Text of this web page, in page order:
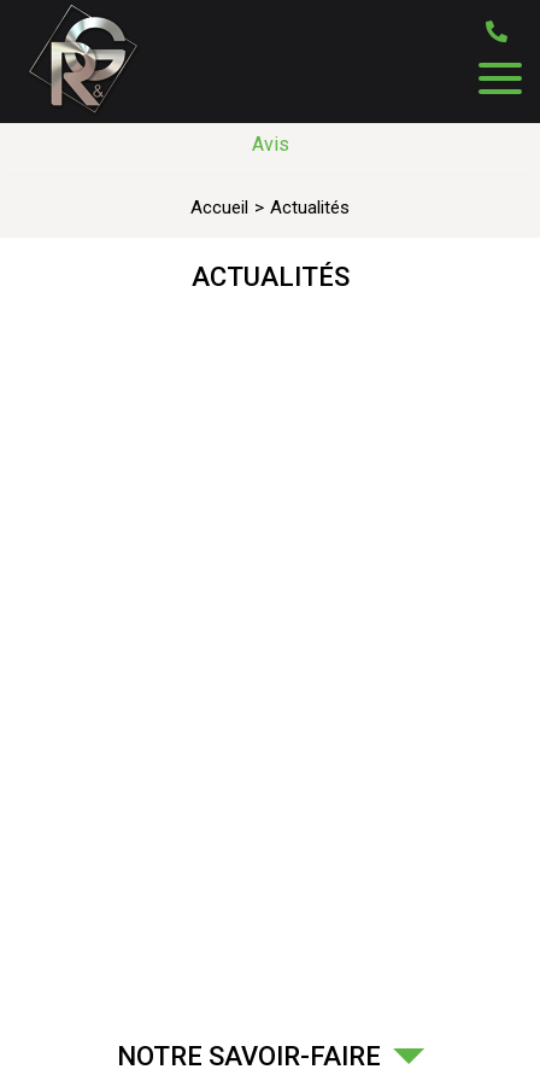
Avis
Accueil Actualités
ACTUALITÉS
NOTRE SAVOIR-FAIRE